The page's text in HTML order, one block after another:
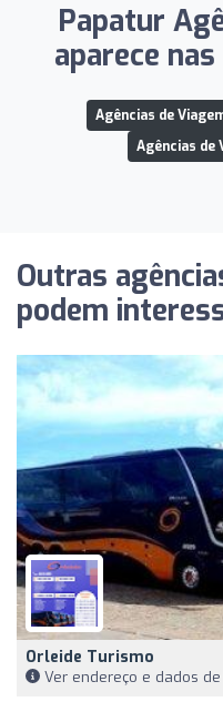
Papatur
aparece
Agências de
Agências de
Outras
podem
Orleide Turismo
Ver endereço e dados